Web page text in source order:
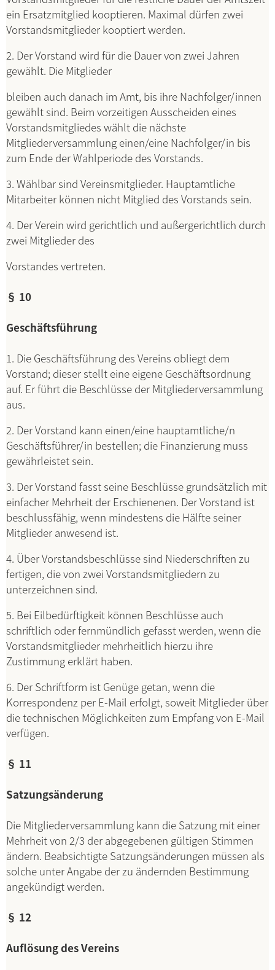
ein Ersatzmitglied kooptieren. Maximal dürfen zwei
Vorstandsmitglieder kooptiert werden.
2. Der Vorstand wird für die Dauer von zwei Jahren
gewählt. Die Mitglieder
bleiben auch danach im Amt, bis ihre Nachfolger/innen
gewählt sind. Beim vorzeitigen Ausscheiden eines
Vorstandsmitgliedes wählt die nächste
Mitgliederversammlung einen/eine Nachfolger/in bis
zum Ende der Wahlperiode des Vorstands.
3. Wählbar sind Vereinsmitglieder. Hauptamtliche
Mitarbeiter können nicht Mitglied des Vorstands sein.
4. Der Verein wird gerichtlich und außergerichtlich durch
zwei Mitglieder des
Vorstandes vertreten.
§ 10
Geschäftsführung
1. Die Geschäftsführung des Vereins obliegt dem
Vorstand; dieser stellt eine eigene Geschäftsordnung
auf. Er führt die Beschlüsse der Mitgliederversammlung
aus.
2. Der Vorstand kann einen/eine hauptamtliche/n
Geschäftsführer/in bestellen; die Finanzierung muss
gewährleistet sein.
3. Der Vorstand fasst seine Beschlüsse grundsätzlich mit
einfacher Mehrheit der Erschienenen. Der Vorstand ist
beschlussfähig, wenn mindestens die Hälfte seiner
Mitglieder anwesend ist.
4. Über Vorstandsbeschlüsse sind Niederschriften zu
fertigen, die von zwei Vorstandsmitgliedern zu
unterzeichnen sind.
5. Bei Eilbedürftigkeit können Beschlüsse auch
schriftlich oder fernmündlich gefasst werden, wenn die
Vorstandsmitglieder mehrheitlich hierzu ihre
Zustimmung erklärt haben.
6. Der Schriftform ist Genüge getan, wenn die
Korrespondenz per E-Mail erfolgt, soweit Mitglieder über
die technischen Möglichkeiten zum Empfang von E-Mail
verfügen.
§ 11
Satzungsänderung
Die Mitgliederversammlung kann die Satzung mit einer
Mehrheit von 2/3 der abgegebenen gültigen Stimmen
ändern. Beabsichtigte Satzungsänderungen müssen als
solche unter Angabe der zu ändernden Bestimmung
angekündigt werden.
§ 12
Auflösung des Vereins